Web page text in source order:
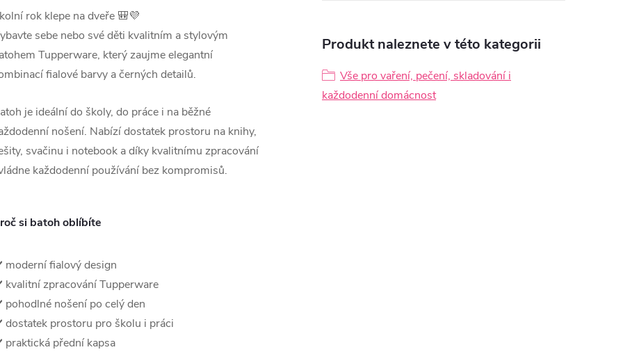
rok klepe na dveře 🎒💜
sebe nebo své děti kvalitním a stylovým
Tupperware, který zaujme elegantní
fialové barvy a černých detailů.
je ideální do školy, do práce i na běžné
nošení. Nabízí dostatek prostoru na knihy,
svačinu i notebook a díky kvalitnímu zpracování
každodenní používání bez kompromisů.
si batoh oblíbíte
fialový design
zpracování Tupperware
nošení po celý den
prostoru pro školu i práci
přední kapsa
Produkt naleznete v této kategorii
Vše pro vaření, pečení, skladování i
každodenní domácnost